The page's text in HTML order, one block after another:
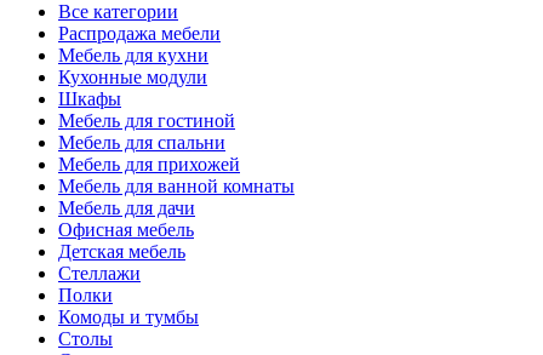
Все категории
Распродажа мебели
Мебель для кухни
Кухонные модули
Шкафы
Мебель для гостиной
Мебель для спальни
Мебель для прихожей
Мебель для ванной комнаты
Мебель для дачи
Офисная мебель
Детская мебель
Стеллажи
Полки
Комоды и тумбы
Столы